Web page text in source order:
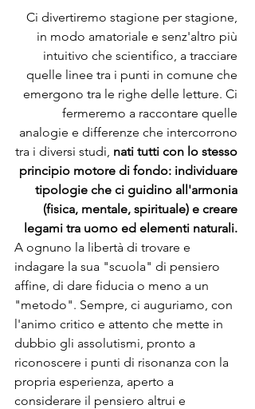
Ci divertiremo stagione per stagione,
in modo amatoriale e senz'altro più
intuitivo che scientifico, a tracciare
quelle linee tra i punti in comune che
emergono tra le righe delle letture. Ci
fermeremo a raccontare quelle
analogie e differenze che intercorrono
tra i diversi studi, nati tutti con lo stesso
principio motore di fondo: individuare
tipologie che ci guidino all'armonia
(fisica, mentale, spirituale) e creare
legami tra uomo ed elementi naturali.
A ognuno la libertà di trovare e
indagare la sua "scuola" di pensiero
affine, di dare fiducia o meno a un
"metodo". Sempre, ci auguriamo, con
l'animo critico e attento che mette in
dubbio gli assolutismi, pronto a
riconoscere i punti di risonanza con la
propria esperienza, aperto a
considerare il pensiero altrui e